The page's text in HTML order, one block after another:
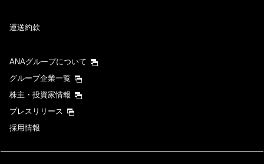
運送約款
ANAグループについて
グループ企業一覧
株主・投資家情報
プレスリリース
採用情報